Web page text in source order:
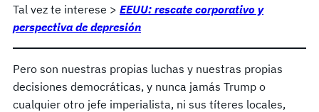
Tal vez te interese > EEUU: rescate corporativo y
perspectiva de depresión
Pero son nuestras propias luchas y nuestras propias
decisiones democráticas, y nunca jamás Trump o
cualquier otro jefe imperialista, ni sus títeres locales,